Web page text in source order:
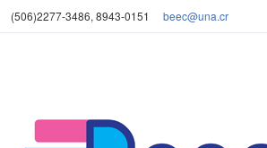
(506)2277-3486, 8943-0151 beec@una.cr